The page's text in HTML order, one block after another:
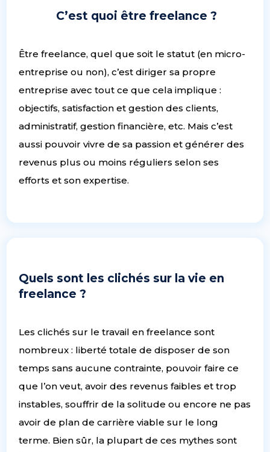
C’est quoi être freelance ?
Être freelance, quel que soit le statut (en micro-
entreprise ou non), c’est diriger sa propre
entreprise avec tout ce que cela implique :
objectifs, satisfaction et gestion des clients,
administratif, gestion financière, etc. Mais c’est
aussi pouvoir vivre de sa passion et générer des
revenus plus ou moins réguliers selon ses
efforts et son expertise.
Quels sont les clichés sur la vie en
freelance ?
Les clichés sur le travail en freelance sont
nombreux : liberté totale de disposer de son
temps sans aucune contrainte, pouvoir faire ce
que l’on veut, avoir des revenus faibles et trop
instables, souffrir de la solitude ou encore ne pas
avoir de plan de carrière viable sur le long
terme. Bien sûr, la plupart de ces mythes sont